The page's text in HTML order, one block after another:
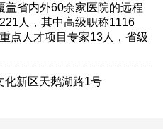
盖省内外60余家医院的远程
人，其中高级职称1116
点人才项目专家13人，省级
化新区天鹅湖路1号